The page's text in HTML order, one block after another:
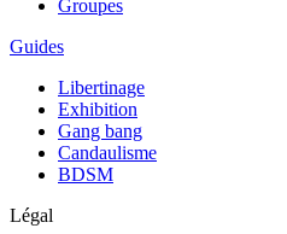
Groupes
Guides
Libertinage
Exhibition
Gang bang
Candaulisme
BDSM
Légal